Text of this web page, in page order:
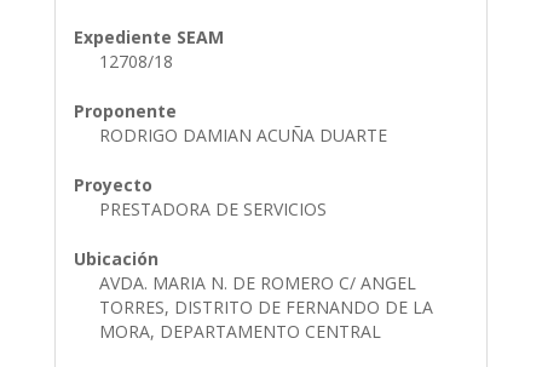
Expediente SEAM
12708/18
Proponente
RODRIGO DAMIAN ACUÑA DUARTE
Proyecto
PRESTADORA DE SERVICIOS
Ubicación
AVDA. MARIA N. DE ROMERO C/ ANGEL
TORRES, DISTRITO DE FERNANDO DE LA
MORA, DEPARTAMENTO CENTRAL